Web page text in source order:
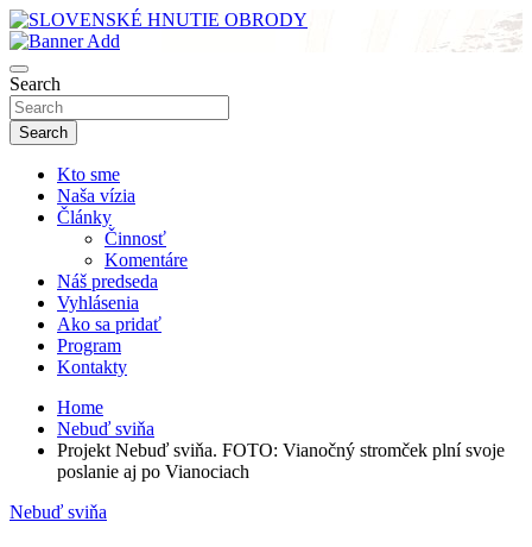
Skip
to
content
SLOVENSKÉ HNUTIE OBRODY
Search
Search
Kto sme
Naša vízia
Články
Činnosť
Komentáre
Náš predseda
Vyhlásenia
Ako sa pridať
Program
Kontakty
Home
Nebuď sviňa
Projekt Nebuď sviňa. FOTO: Vianočný stromček plní svoje
poslanie aj po Vianociach
Nebuď sviňa